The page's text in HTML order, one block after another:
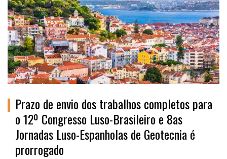
Prazo de envio dos trabalhos completos para
o 12º Congresso Luso-Brasileiro e 8as
Jornadas Luso-Espanholas de Geotecnia é
prorrogado